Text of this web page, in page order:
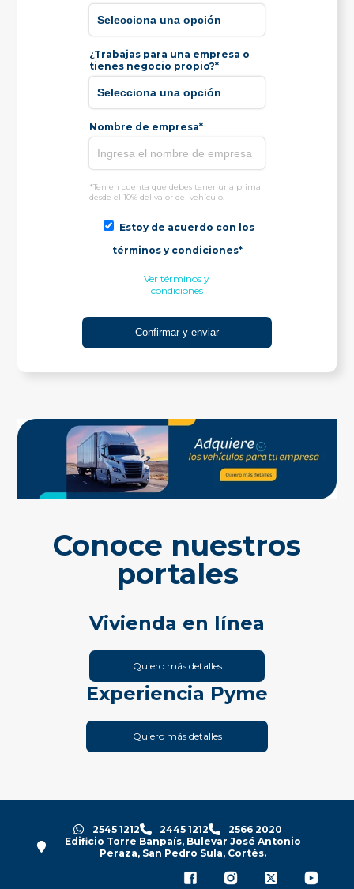
¿Trabajas para una empresa o
tienes negocio propio?*
Nombre de empresa*
*Ten en cuenta que debes tener una prima
desde el 10% del valor del vehículo.
Estoy de acuerdo con los
términos y condiciones*
Ver términos y
condiciones
Conoce nuestros
portales
Vivienda en línea
Quiero más detalles
Experiencia Pyme
Quiero más detalles
2545 1212 2445 1212
2566 2020
Edificio Torre Banpaís, Bulevar José Antonio
Peraza, San Pedro Sula, Cortés.